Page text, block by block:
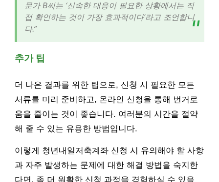
문가 B씨는 ‘신속한 대응이 필요한 상황에서는 직
접 확인하는 것이 가장 효과적이다’라고 조언합니
다.”
추가 팁
더 나은 결과를 위한 팁으로, 신청 시 필요한 모든
서류를 미리 준비하고, 온라인 신청을 통해 번거로
움을 줄이는 것이 좋습니다. 여러분의 시간을 절약
해 줄 수 있는 유용한 방법입니다.
이렇게 청년내일저축계좌 신청 시 유의해야 할 사항
과 자주 발생하는 문제에 대한 해결 방법을 숙지한
다면, 좀 더 원활한 신청 과정을 경험하실 수 있을